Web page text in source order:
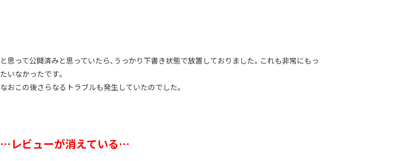
と思って公開済みと思っていたら、うっかり下書き状態で放置しておりました。これも非常にもっ
たいなかったです。
なおこの後さらなるトラブルも発生していたのでした。
…レビューが消えている…